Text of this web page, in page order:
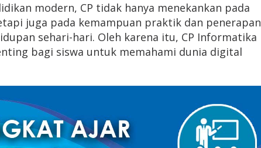
modern, CP tidak hanya menekankan pada
juga pada kemampuan praktik dan penerapan
sehari-hari. Oleh karena itu, CP Informatika
bagi siswa untuk memahami dunia digital